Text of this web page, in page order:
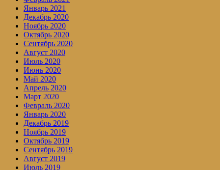
Январь 2021
Декабрь 2020
Ноябрь 2020
Октябрь 2020
Сентябрь 2020
Август 2020
Июль 2020
Июнь 2020
Май 2020
Апрель 2020
Март 2020
Февраль 2020
Январь 2020
Декабрь 2019
Ноябрь 2019
Октябрь 2019
Сентябрь 2019
Август 2019
Июль 2019